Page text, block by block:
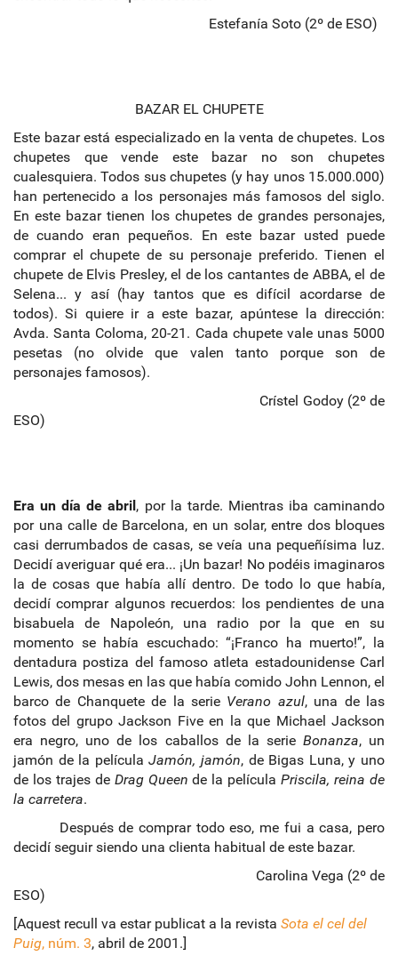
Estefanía Soto (2º de ESO)
BAZAR EL CHUPETE
Este bazar está especializado en la venta de chupetes. Los
chupetes que vende este bazar no son chupetes
cualesquiera. Todos sus chupetes (y hay unos 15.000.000)
han pertenecido a los personajes más famosos del siglo.
En este bazar tienen los chupetes de grandes personajes,
de cuando eran pequeños. En este bazar usted puede
comprar el chupete de su personaje preferido. Tienen el
chupete de Elvis Presley, el de los cantantes de ABBA, el de
Selena... y así (hay tantos que es difícil acordarse de
todos). Si quiere ir a este bazar, apúntese la dirección:
Avda. Santa Coloma, 20-21. Cada chupete vale unas 5000
pesetas (no olvide que valen tanto porque son de
personajes famosos).
Crístel Godoy (2º de
ESO)
Era un día de abril, por la tarde. Mientras iba caminando
por una calle de Barcelona, en un solar, entre dos bloques
casi derrumbados de casas, se veía una pequeñísima luz.
Decidí averiguar qué era... ¡Un bazar! No podéis imaginaros
la de cosas que había allí dentro. De todo lo que había,
decidí comprar algunos recuerdos: los pendientes de una
bisabuela de Napoleón, una radio por la que en su
momento se había escuchado: “¡Franco ha muerto!”, la
dentadura postiza del famoso atleta estadounidense Carl
Lewis, dos mesas en las que había comido John Lennon, el
barco de Chanquete de la serie Verano azul, una de las
fotos del grupo Jackson Five en la que Michael Jackson
era negro, uno de los caballos de la serie Bonanza, un
jamón de la películaJamón, jamón, de Bigas Luna, y uno
de los trajes de Drag Queen de la películaPriscila, reina de
la carretera.
Después de comprar todo eso, me fui a casa, pero
decidí seguir siendo una clienta habitual de este bazar.
Carolina Vega (2º de
ESO)
[Aquest recull va estar publicat a la revista Sota el cel del
Puig, núm. 3, abril de 2001.]